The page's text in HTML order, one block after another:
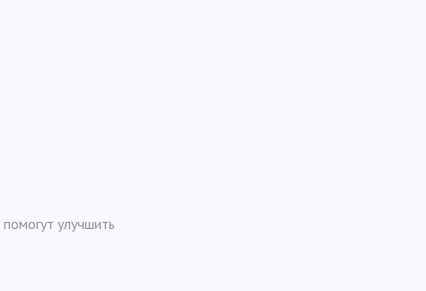
помогут улучшить